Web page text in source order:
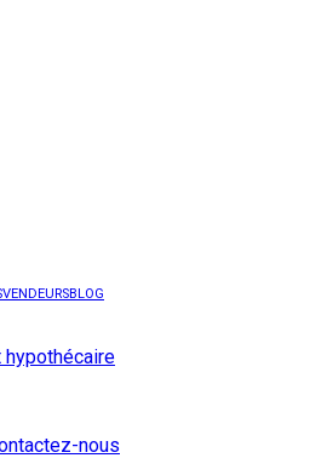
VENDEURSBLOG
hypothécaire
nous